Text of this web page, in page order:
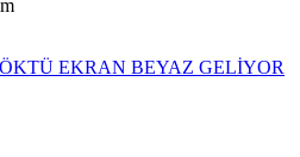
EKRAN BEYAZ GELİYOR